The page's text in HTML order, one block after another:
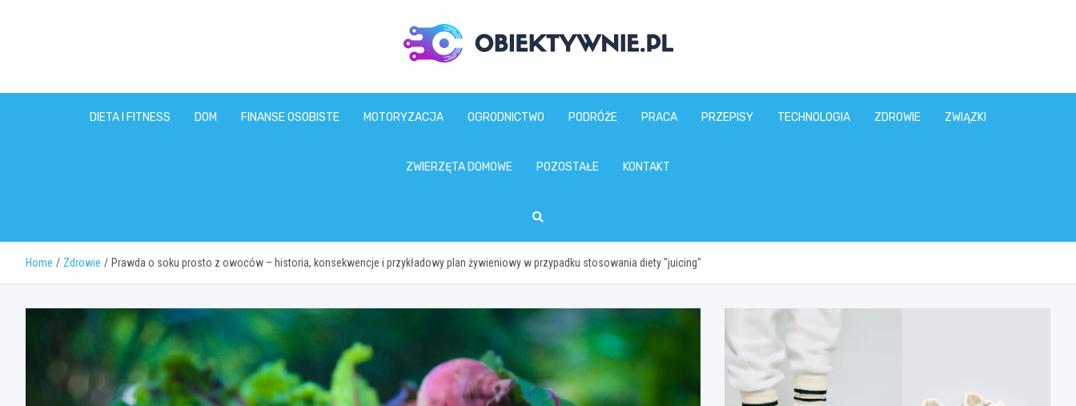
obiektywnie.pl
DIETA I FITNESS DOM FINANSE OSOBISTE MOTORYZACJA OGRODNICTWO PODRÓŻE PRACA PRZEPISY TECHNOLOGIA ZDROWIE ZWIĄZKI
ZWIERZĘTA DOMOWE POZOSTAŁE KONTAKT
Home Zdrowie Prawda o soku prosto z owoców – historia, konsekwencje i przykładowy plan żywieniowy w przypadku stosowania diety "juicing"